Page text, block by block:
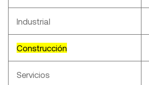
Industrial
Construcción
Servicios